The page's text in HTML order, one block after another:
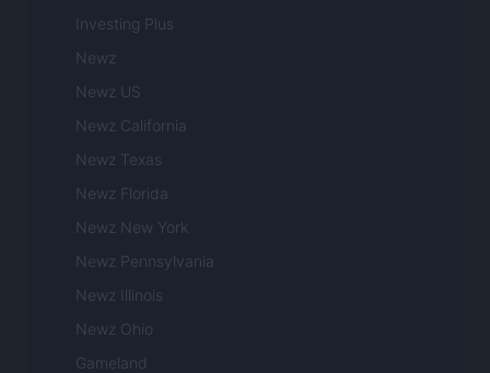
Investing Plus
Newz
Newz US
Newz California
Newz Texas
Newz Florida
Newz New York
Newz Pennsylvania
Newz Illinois
Newz Ohio
Gameland